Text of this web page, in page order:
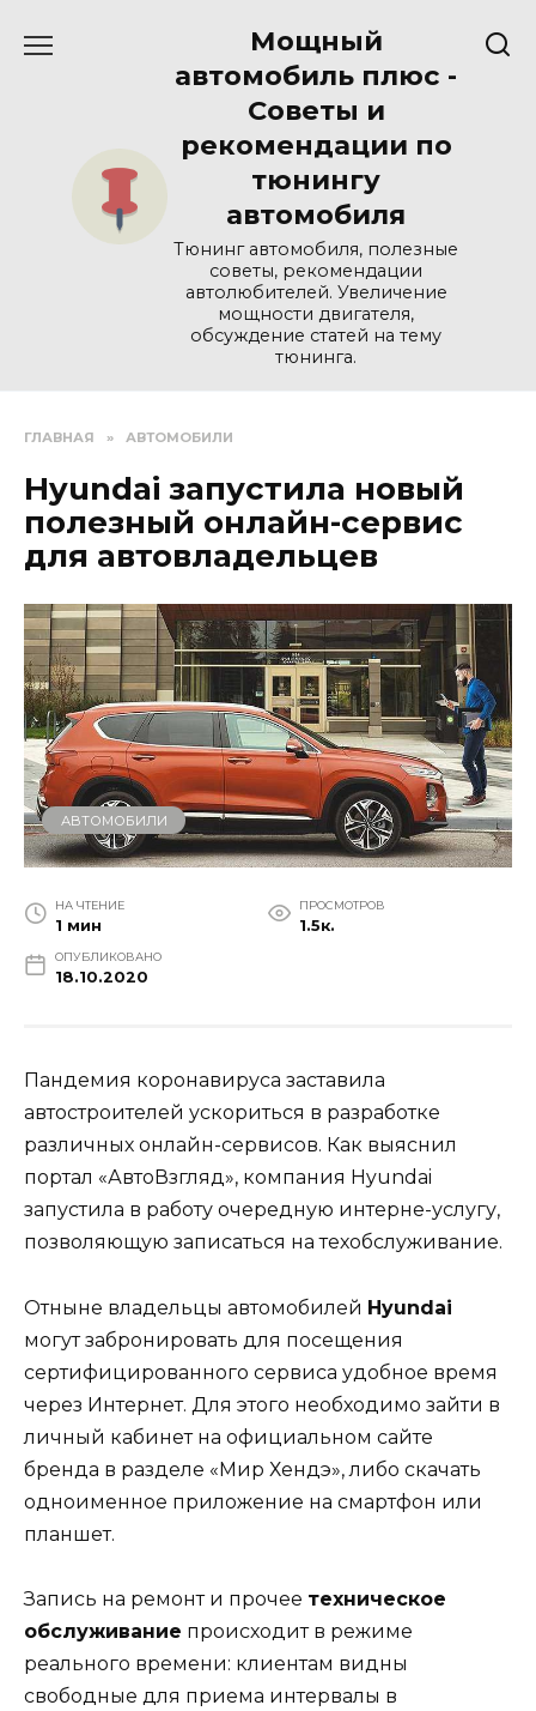
Мощный
автомобиль плюс -
Советы и
рекомендации по
тюнингу
автомобиля
Тюнинг автомобиля, полезные
советы, рекомендации
автолюбителей. Увеличение
мощности двигателя,
обсуждение статей на тему
тюнинга.
ГЛАВНАЯ » АВТОМОБИЛИ
Hyundai запустила новый
полезный онлайн-сервис
для автовладельцев
АВТОМОБИЛИ
НА ЧТЕНИЕ
1 мин
ПРОСМОТРОВ
1.5к.
ОПУБЛИКОВАНО
18.10.2020
Пандемия коронавируса заставила
автостроителей ускориться в разработке
различных онлайн-сервисов. Как выяснил
портал «АвтоВзгляд», компания Hyundai
запустила в работу очередную интерне-услугу,
позволяющую записаться на техобслуживание.
Отныне владельцы автомобилей Hyundai
могут забронировать для посещения
сертифицированного сервиса удобное время
через Интернет. Для этого необходимо зайти в
личный кабинет на официальном сайте
бренда в разделе «Мир Хендэ», либо скачать
одноименное приложение на смартфон или
планшет.
Запись на ремонт и прочее техническое
обслуживание происходит в режиме
реального времени: клиентам видны
свободные для приема интервалы в